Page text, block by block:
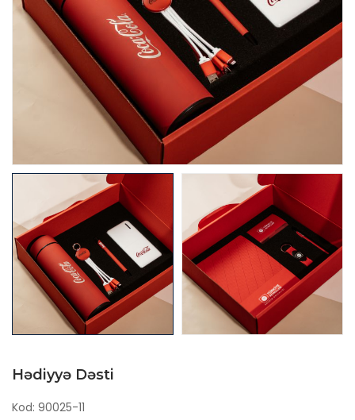
Hədiyyə Dəsti
Kod: 90025-11